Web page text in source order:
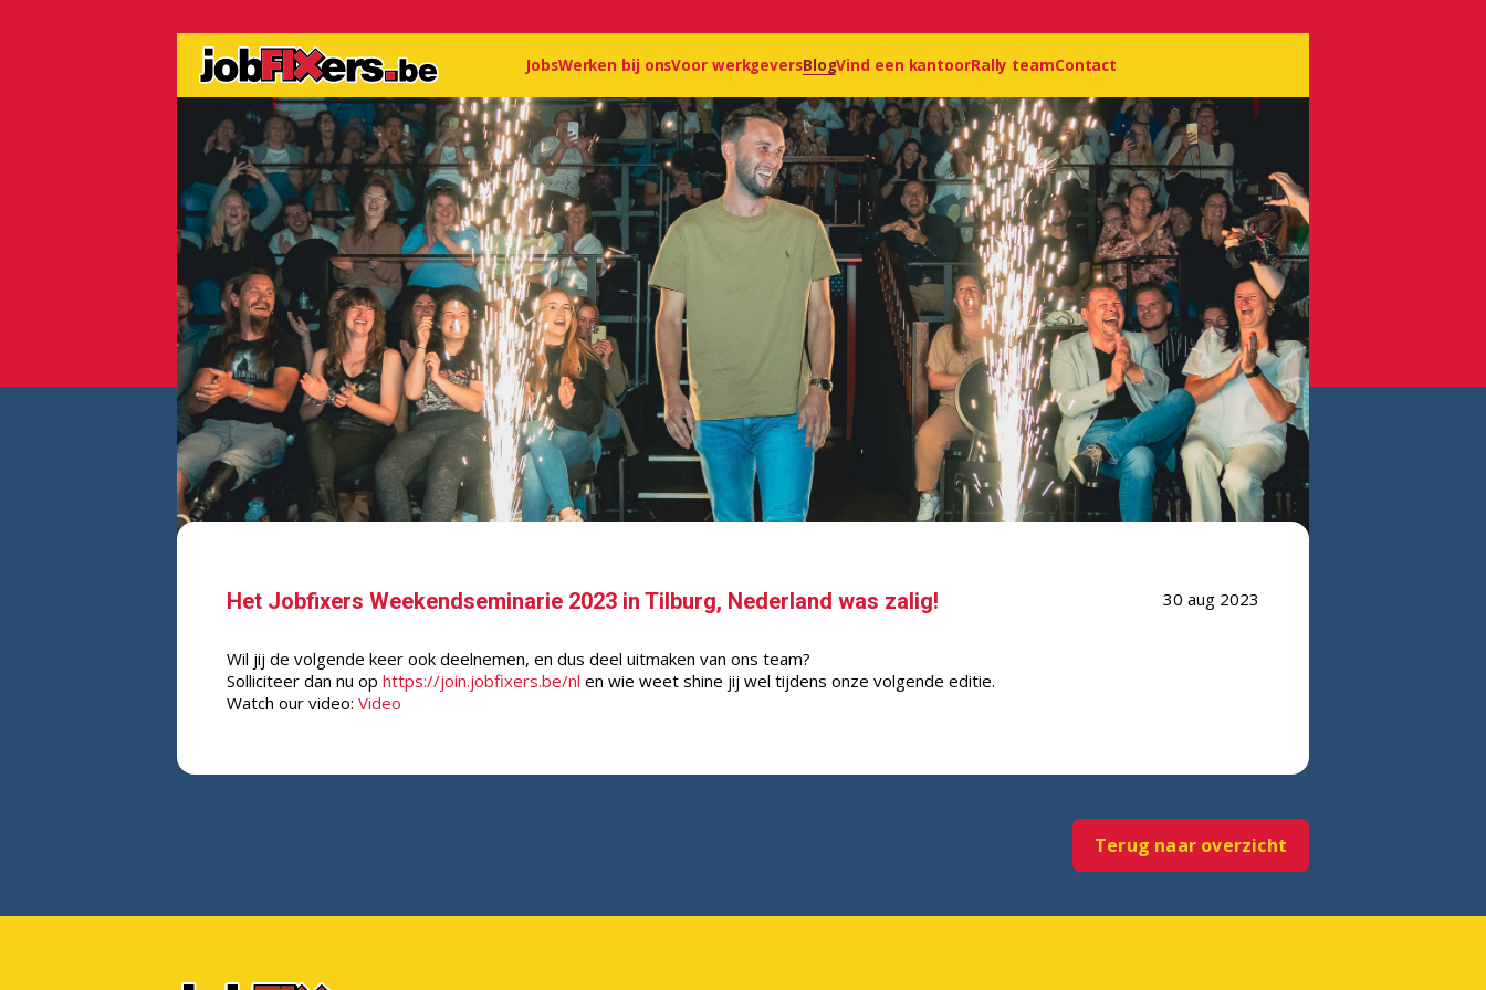
JobsWerken bij onsVoor werkgeversBlogVind een kantoorRally teamContact
Het Jobfixers Weekendseminarie 2023 in Tilburg, Nederland was zalig! 30 aug 2023
Wil jij de volgende keer ook deelnemen, en dus deel uitmaken van ons team?
Solliciteer dan nu op https://join.jobfixers.be/nl en wie weet shine jij wel tijdens onze volgende editie.
Watch our video: Video
Terug naar overzicht